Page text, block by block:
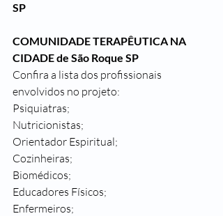
SP
COMUNIDADE TERAPÊUTICA NA
CIDADE de São Roque SP
Confira a lista dos profissionais
envolvidos no projeto:
Psiquiatras;
Nutricionistas;
Orientador Espiritual;
Cozinheiras;
Biomédicos;
Educadores Físicos;
Enfermeiros;